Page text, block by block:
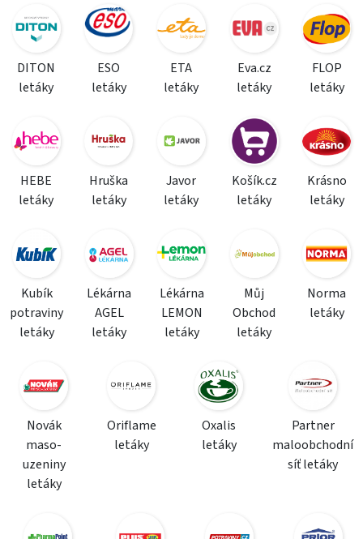
DITON
letáky
ESO
letáky
ETA
letáky
Eva.cz
letáky
FLOP
letáky
HEBE
letáky
Hruška
letáky
Javor
letáky
Košík.cz
letáky
Krásno
letáky
Kubík
potraviny
letáky
Lékárna
AGEL
letáky
Lékárna
LEMON
letáky
Můj
Obchod
letáky
Norma
letáky
Novák
maso-
uzeniny
letáky
Oriflame
letáky
Oxalis
letáky
Partner
maloobchodní
síť letáky